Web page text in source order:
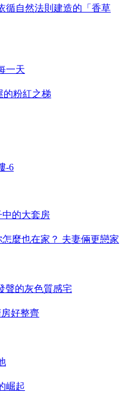
循自然法則建造的「香草
一天
的粉紅之梯
-6
中的大套房
麼也在家？ 夫妻倆更戀家
聲的灰色質感宅
好整齊
崛起